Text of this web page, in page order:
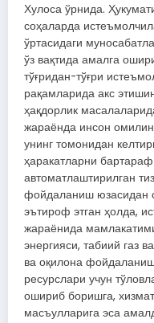
Хулоса ўрнида.
соҳаларда
ўртасидаги
ўз вақтида амалга
тўғридан-тўғри
рақамларида акс
ҳақдорлик
жараёнда инсон
унинг томонидан
ҳаракатларни
автоматлаштирилган
фойдаланиш юзасидан
эътироф этган ҳолда,
жараёнида
энергияси, табиий газ
ва оқилона
ресурслари учун
ошириб боришга,
масъулларига эса